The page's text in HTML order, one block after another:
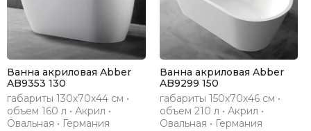
Ванна акриловая Abber
AB9353 130
габариты 130х70х44 см •
объем 160 л • Акрил •
Овальная • Германия
Ванна акриловая Abber
AB9299 150
габариты 150х70х46 см •
объем 210 л • Акрил •
Овальная • Германия